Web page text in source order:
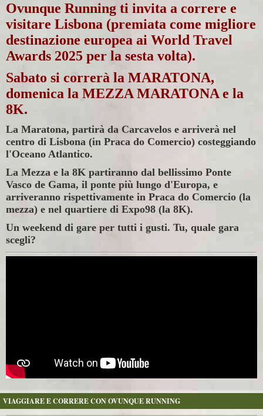
Ovunque Running ti invita a correre e
visitare Lisbona (premiata come migliore
destinazione europea ai World Travel
Awards 2025 per la sesta volta).
Sabato si correrà la MARATONA,
domenica la MEZZA MARATONA e la
8K.
La Maratona, partirà da Carcavelos e arriverà nel
centro di Lisbona (in Praca do Comercio) costeggiando
l'Oceano Atlantico.
La Mezza e la 8K partiranno dal bellissimo Ponte
Vasco de Gama, il ponte più lungo d'Europa, e
arriveranno rispettivamente in Praca do Comercio (la
mezza) e nel quartiere di Expo98 (la 8K).
Un weekend di gare per tutti i gusti. Tu, quale gara
scegli?
VIAGGIARE E CORRERE CON OVUNQUE RUNNING